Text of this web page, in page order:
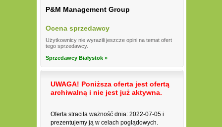
P&M Management Group
Ocena sprzedawcy
Użytkownicy nie wyrazili jeszcze opini na temat ofert
tego sprzedawcy.
Sprzedawcy Białystok »
UWAGA! Poniższa oferta jest ofertą
archiwalną i nie jest już aktywna.
Oferta straciła ważność dnia: 2022-07-05 i
prezentujemy ją w celach poglądowych.